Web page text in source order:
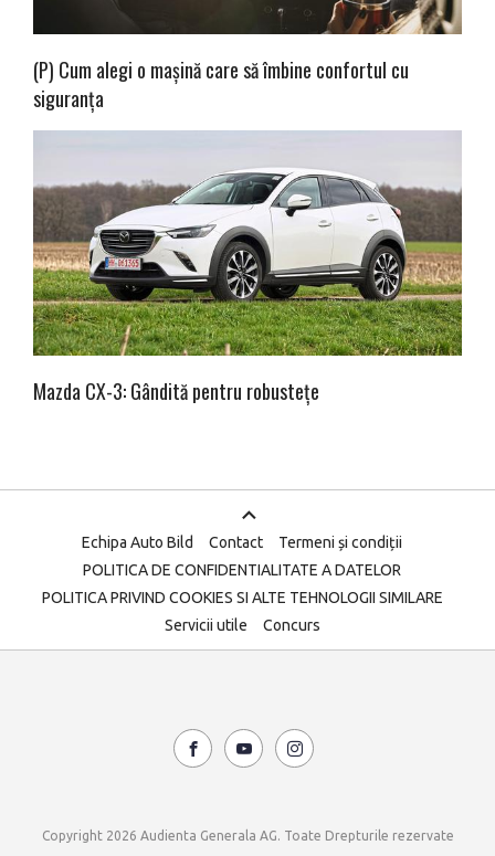
(P) Cum alegi o mașină care să îmbine confortul cu
siguranța
Mazda CX-3: Gândită pentru robustețe
Echipa Auto Bild Contact
Termeni și condiții
POLITICA DE CONFIDENTIALITATE A DATELOR
POLITICA PRIVIND COOKIES SI ALTE TEHNOLOGII SIMILARE
Servicii utile
Concurs
Copyright 2026 Audienta Generala AG. Toate Drepturile rezervate